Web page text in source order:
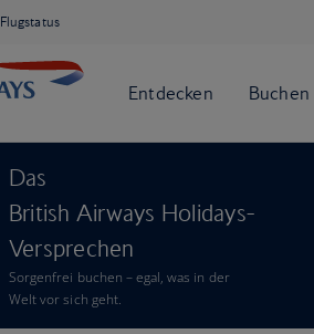
Flugstatus
Das
British Airways Holidays-
Versprechen
Sorgenfrei buchen – egal, was in der
Welt vor sich geht.